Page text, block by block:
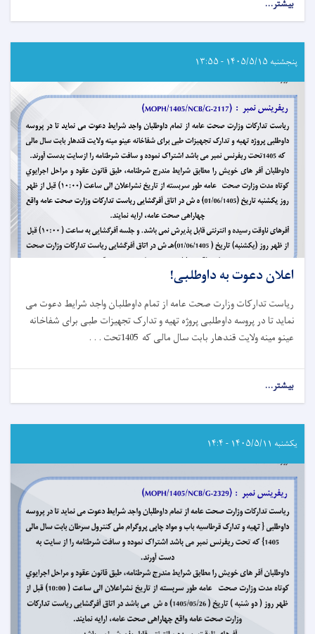
بیشتر...
اعلان
به
داوطلبی! پنجشنبه ۱۴۰۵/۵/۱۵ - ۱۳:۵۵
اعلان دعوت به داوطلبی!
ریاست تدارکات وزارت صحت عامه از تمام داوطلبان واجد شرایط دعوت می
نماید تا در پروسه داوطلبی پروژه تهیه و تدارک تجهیزات طبی برای شفاخانه
عینو مینه ولایت قندهار بابت سال مالی که 1405تحت . . .
بیشتر...
اعلان
به
داوطلبی!
یکشنبه ۱۴۰۵/۵/۱۱ - ۱۴:۴